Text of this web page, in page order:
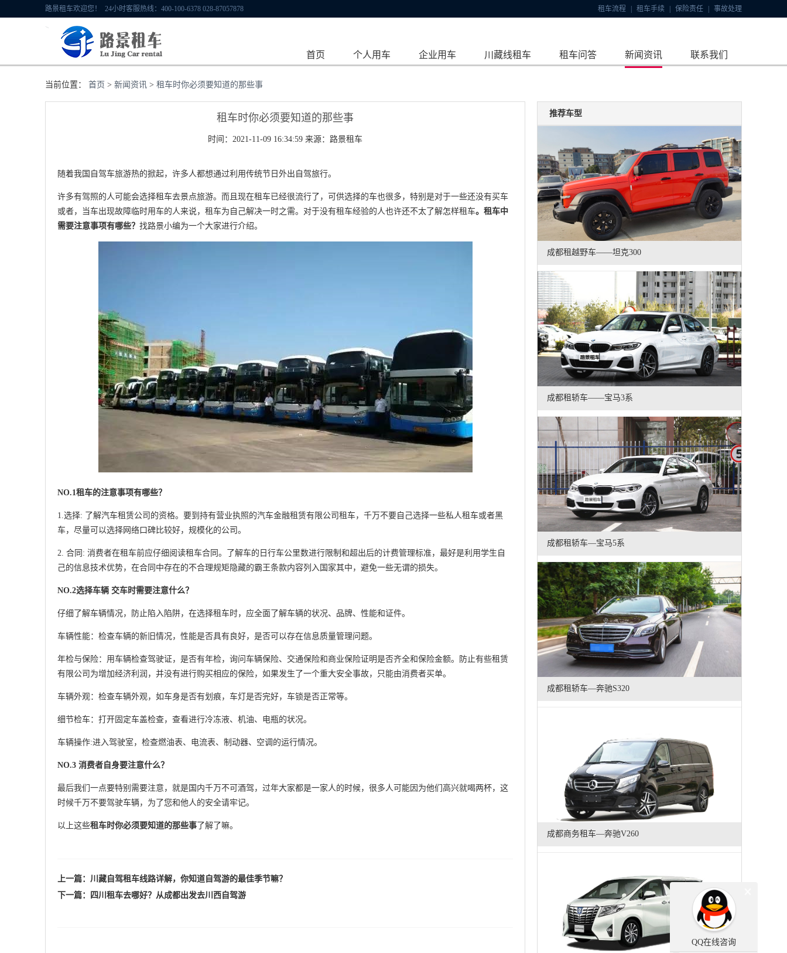
路景租车欢迎您！ 24小时客服热线：400-100-6378 028-87057878 租车流程 租车手续 保险责任 事故处理
首页 个人用车 企业用车 川藏线租车 租车问答 新闻资讯 联系我们
当前位置： 首页 > 新闻资讯 > 租车时你必须要知道的那些事
租车时你必须要知道的那些事
时间：2021-11-09 16:34:59 来源： 路景租车
随着我国自驾车旅游热的掀起，许多人都想通过利用传统节日外出自驾旅行。
许多有驾照的人可能会选择租车去景点旅游。而且现在租车已经很流行了，可供选择的车也很多，特别是对于一些还没有买车
或者，当车出现故障临时用车的人来说，租车为自己解决一时之需。对于没有租车经验的人也许还不太了解怎样租车。租车中
需要注意事项有哪些？ 找路景小编为一个大家进行介绍。
NO.1租车的注意事项有哪些？
1.选择: 了解汽车租赁公司的资格。要到持有营业执照的汽车金融租赁有限公司租车，千万不要自己选择一些私人租车或者黑
车，尽量可以选择网络口碑比较好，规模化的公司。
2. 合同: 消费者在租车前应仔细阅读租车合同。了解车的日行车公里数进行限制和超出后的计费管理标准，最好是利用学生自
己的信息技术优势，在合同中存在的不合理规矩隐藏的霸王条款内容列入国家其中，避免一些无谓的损失。
NO.2选择车辆 交车时需要注意什么？
仔细了解车辆情况，防止陷入陷阱，在选择租车时，应全面了解车辆的状况、品牌、性能和证件。
车辆性能：检查车辆的新旧情况，性能是否具有良好，是否可以存在信息质量管理问题。
年检与保险：用车辆检查驾驶证，是否有年检，询问车辆保险、交通保险和商业保险证明是否齐全和保险金额。防止有些租赁
有限公司为增加经济利润，并没有进行购买相应的保险，如果发生了一个重大安全事故，只能由消费者买单。
车辆外观：检查车辆外观，如车身是否有划痕，车灯是否完好，车锁是否正常等。
细节检车：打开固定车盖检查，查看进行冷冻液、机油、电瓶的状况。
车辆操作:进入驾驶室，检查燃油表、电流表、制动器、空调的运行情况。
NO.3 消费者自身要注意什么？
最后我们一点要特别需要注意，就是国内千万不可酒驾，过年大家都是一家人的时候，很多人可能因为他们高兴就喝两杯，这
时候千万不要驾驶车辆，为了您和他人的安全请牢记。
以上这些租车时你必须要知道的那些事 了解了嘛。
上一篇： 川藏自驾租车线路详解，你知道自驾游的最佳季节嘛？
下一篇：
四川租车去哪好？从成都出发去川西自驾游
推荐车型
成都租越野车——坦克300
成都租轿车——宝马3系
成都租轿车—宝马5系
成都租轿车—奔驰S320
成都商务租车—奔驰V260
QQ在线咨询